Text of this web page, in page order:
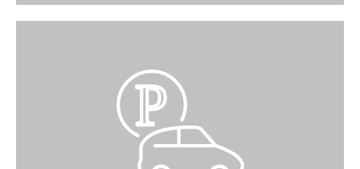
P
PARKHAUS
400 gedeckte Parkplätze Bei den Parkingkassen
im 1.UG zahlen Sie mit Karten oder TWINT
kontaktlos.